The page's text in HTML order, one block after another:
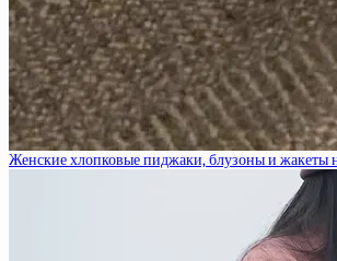
Женские хлопковые пиджаки, блузоны и жакеты